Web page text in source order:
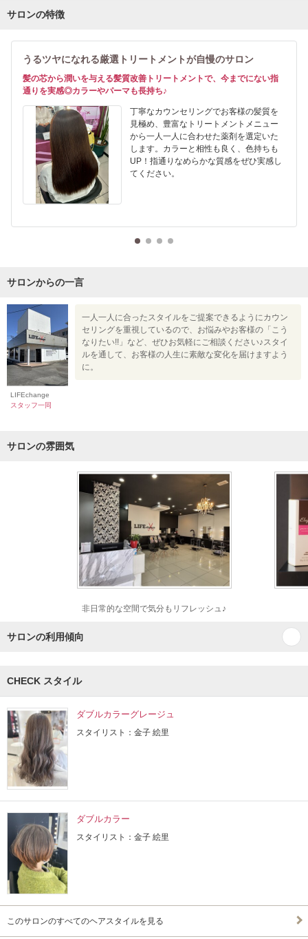
サロンの特徴
うるツヤになれる厳選トリートメントが自慢のサロン
髪の芯から潤いを与える髪質改善トリートメントで、今までにない指
通りを実感◎カラーやパーマも長持ち♪
丁寧なカウンセリングでお客様の髪質を
見極め、豊富なトリートメントメニュー
から一人一人に合わせた薬剤を選定いた
します。カラーと相性も良く、色持ちも
UP！指通りなめらかな質感をぜひ実感し
てください。
サロンからの一言
LIFEchange
スタッフ一同
一人一人に合ったスタイルをご提案できるようにカウン
セリングを重視しているので、お悩みやお客様の「こう
なりたい!!」など、ぜひお気軽にご相談ください♪スタイ
ルを通して、お客様の人生に素敵な変化を届けますよう
に。
サロンの雰囲気
非日常的な空間で気分もリフレッシュ♪
サロンの利用傾向
CHECK スタイル
ダブルカラーグレージュ
スタイリスト：金子 絵里
ダブルカラー
スタイリスト：金子 絵里
このサロンのすべてのヘアスタイルを見る